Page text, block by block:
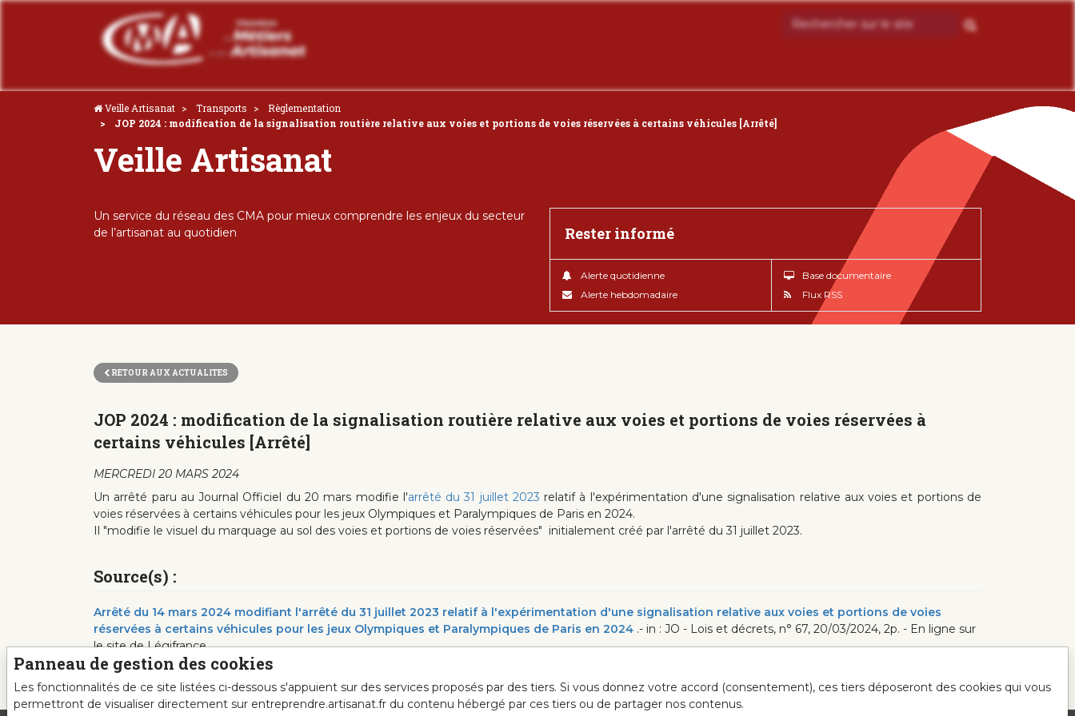
Veille Artisanat Transports
Règlementation
JOP 2024 : modification de la signalisation routière relative aux voies et portions de voies réservées à certains véhicules [Arrêté]
Veille Artisanat
Un service du réseau des CMA pour mieux comprendre les enjeux du secteur
de l’artisanat au quotidien
Rester informé
Alerte quotidienne
Alerte hebdomadaire
Base documentaire
Flux RSS
RETOUR AUX ACTUALITES
JOP 2024 : modification de la signalisation routière relative aux voies et portions de voies réservées à
certains véhicules [Arrêté]
MERCREDI 20 MARS 2024
Un arrêté paru au Journal Officiel du 20 mars modifie l'arrêté du 31 juillet 2023 relatif à l'expérimentation d'une signalisation relative aux voies et portions de
voies réservées à certains véhicules pour les jeux Olympiques et Paralympiques de Paris en 2024.
Il "modifie le visuel du marquage au sol des voies et portions de voies réservées" initialement créé par l'arrêté du 31 juillet 2023.
Source(s) :
Arrêté du 14 mars 2024 modifiant l'arrêté du 31 juillet 2023 relatif à l'expérimentation d'une signalisation relative aux voies et portions de voies
réservées à certains véhicules pour les jeux Olympiques et Paralympiques de Paris en 2024 .- in : JO - Lois et décrets, n° 67, 20/03/2024, 2p. - En ligne sur
le site de Légifrance
Panneau de gestion des cookies
Les fonctionnalités de ce site listées ci-dessous s'appuient sur des services proposés par des tiers. Si vous donnez votre accord (consentement), ces tiers déposeront des cookies qui vous
permettront de visualiser directement sur entreprendre.artisanat.fr du contenu hébergé par ces tiers ou de partager nos contenus.